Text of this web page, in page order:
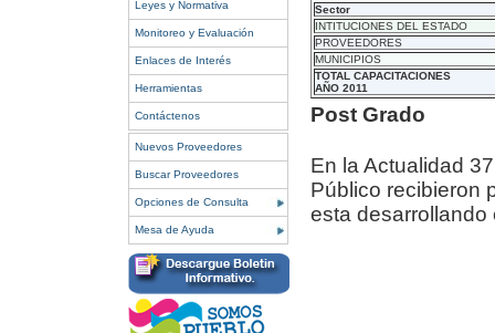
Leyes y Normativa
Monitoreo y Evaluación
Enlaces de Interés
Herramientas
Contáctenos
Nuevos Proveedores
Buscar Proveedores
Opciones de Consulta
Mesa de Ayuda
Sector
INTITUCIONES DEL ESTADO
PROVEEDORES
MUNICIPIOS
TOTAL CAPACITACIONES
AÑO 2011
Post Grado
En la Actualidad
Público recibieron
esta desarrollando